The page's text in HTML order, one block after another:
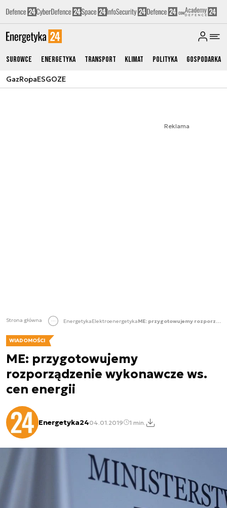
Surowce Energetyka Transport Klimat Polityka Gospodarka
GazRopaESGOZE
Reklama
Strona główna EnergetykaElektroenergetyka ME: przygotowujemy rozporządzenie wykonawcze ws. cen energii
WIADOMOŚCI
ME: przygotowujemy
rozporządzenie wykonawcze ws.
cen energii
Energetyka2404.01.2019 1 min.